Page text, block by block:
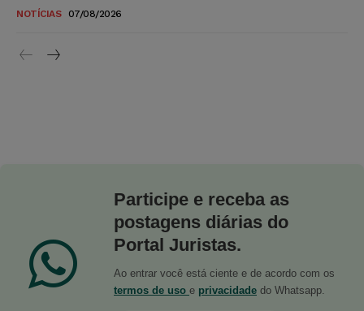
NOTÍCIAS 07/08/2026
Participe e receba as
postagens diárias do
Portal Juristas.
Ao entrar você está ciente e de acordo com os
termos de uso e privacidade do Whatsapp.